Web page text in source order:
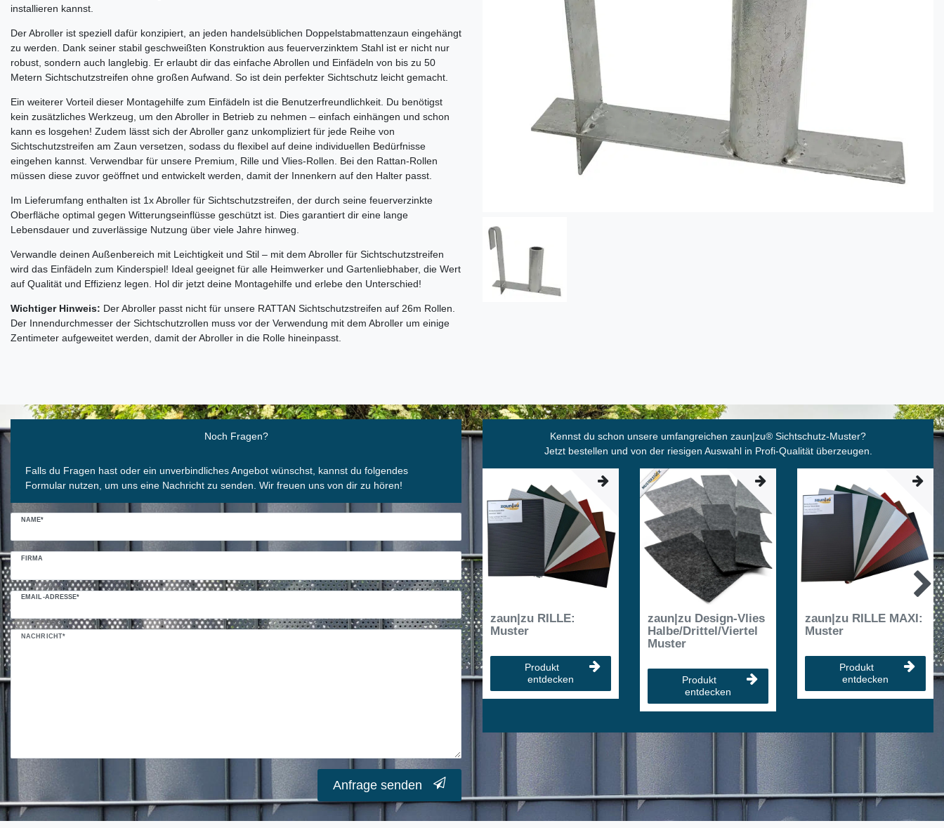
installieren kannst.
Der Abroller ist speziell dafür konzipiert, an jeden handelsüblichen Doppelstabmattenzaun eingehängt
zu werden. Dank seiner stabil geschweißten Konstruktion aus feuerverzinktem Stahl ist er nicht nur
robust, sondern auch langlebig. Er erlaubt dir das einfache Abrollen und Einfädeln von bis zu 50
Metern Sichtschutzstreifen ohne großen Aufwand. So ist dein perfekter Sichtschutz leicht gemacht.
Ein weiterer Vorteil dieser Montagehilfe zum Einfädeln ist die Benutzerfreundlichkeit. Du benötigst
kein zusätzliches Werkzeug, um den Abroller in Betrieb zu nehmen – einfach einhängen und schon
kann es losgehen! Zudem lässt sich der Abroller ganz unkompliziert für jede Reihe von
Sichtschutzstreifen am Zaun versetzen, sodass du flexibel auf deine individuellen Bedürfnisse
eingehen kannst. Verwendbar für unsere Premium, Rille und Vlies-Rollen. Bei den Rattan-Rollen
müssen diese zuvor geöffnet und entwickelt werden, damit der Innenkern auf den Halter passt.
Im Lieferumfang enthalten ist 1x Abroller für Sichtschutzstreifen, der durch seine feuerverzinkte
Oberfläche optimal gegen Witterungseinflüsse geschützt ist. Dies garantiert dir eine lange
Lebensdauer und zuverlässige Nutzung über viele Jahre hinweg.
Verwandle deinen Außenbereich mit Leichtigkeit und Stil – mit dem Abroller für Sichtschutzstreifen
wird das Einfädeln zum Kinderspiel! Ideal geeignet für alle Heimwerker und Gartenliebhaber, die Wert
auf Qualität und Effizienz legen. Hol dir jetzt deine Montagehilfe und erlebe den Unterschied!
Wichtiger Hinweis: Der Abroller passt nicht für unsere RATTAN Sichtschutzstreifen auf 26m Rollen.
Der Innendurchmesser der Sichtschutzrollen muss vor der Verwendung mit dem Abroller um einige
Zentimeter aufgeweitet werden, damit der Abroller in die Rolle hineinpasst.
Noch Fragen?
Falls du Fragen hast oder ein unverbindliches Angebot wünschst, kannst du folgendes
Formular nutzen, um uns eine Nachricht zu senden. Wir freuen uns von dir zu hören!
NAME*
FIRMA
EMAIL-ADRESSE*
NACHRICHT*
Ceres::Template.mailFormHoneypotLabel
Anfrage senden
Kennst du schon unsere umfangreichen zaun|zu® Sichtschutz-Muster?
Jetzt bestellen und von der riesigen Auswahl in Profi-Qualität überzeugen.
zaun|zu RILLE:
Muster
Produkt
entdecken
zaun|zu Design-Vlies
Halbe/Drittel/Viertel
Muster
Produkt
entdecken
zaun|zu RILLE MAXI:
Muster
Produkt
entdecken